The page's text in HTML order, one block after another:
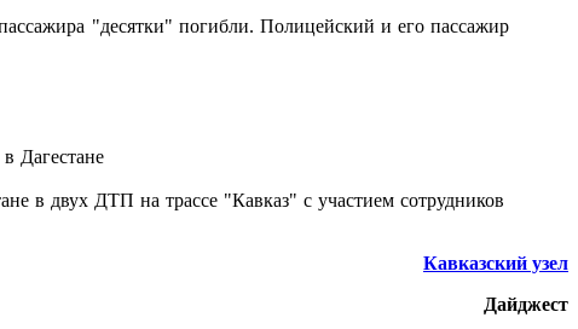
"десятки" погибли. Полицейский и его пассажир
Дагестане
в двух ДТП на трассе "Кавказ" с участием сотрудников
Кавказский узел
Дайджест